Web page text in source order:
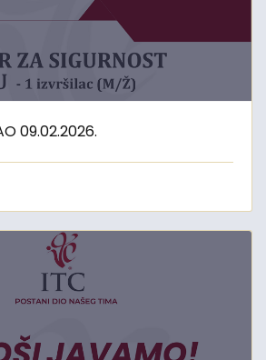
09.02.2026.